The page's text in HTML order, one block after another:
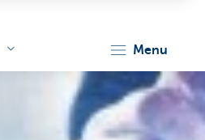
menu